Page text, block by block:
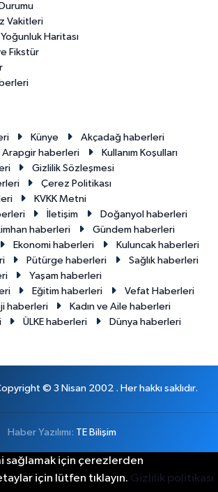
Vakitleri
Haritası
Fikstür
Künye
Akçadağ haberleri
Arapgir haberleri
Kullanım Koşulları
Gizlilik Sözleşmesi
Çerez Politikası
KVKK Metni
İletişim
Doğanyol haberleri
haberleri
Gündem haberleri
Ekonomi haberleri
Kuluncak haberleri
Pütürge haberleri
Sağlık haberleri
Yaşam haberleri
Eğitim haberleri
Vefat Haberleri
haberleri
Kadın ve Aile haberleri
ÜLKE haberleri Dünya haberleri
© 3 Nisan 2002 . Her hakkı saklıdır.
Haber Yazılımı: TE Bilişim
sağlamak için çerezlerden
için lütfen tıklayın. Gizlilik politikası